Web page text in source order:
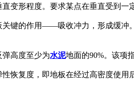
变形程度。要求某点在垂直受到
关键的作用——吸收冲力，形成缓冲
高度至少为水泥地面的90%。该项
恢复度，即地板在经过高密度使